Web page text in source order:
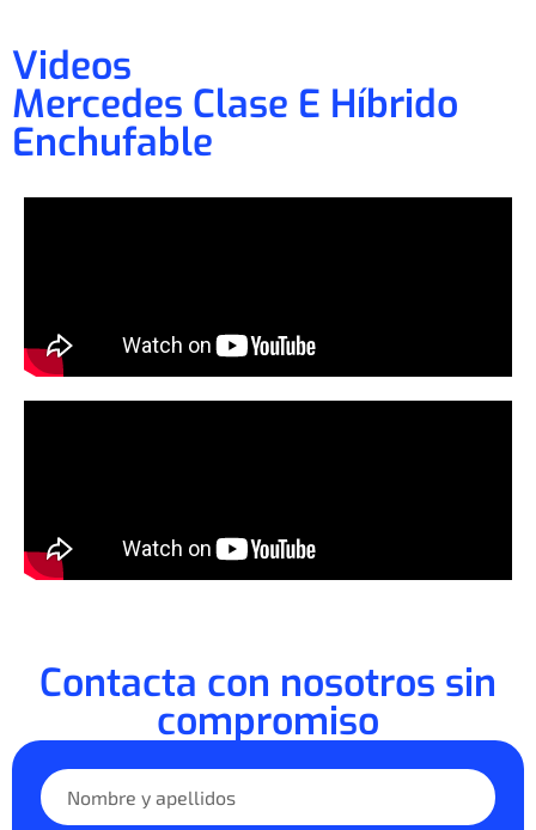
Videos
Mercedes Clase E Híbrido
Enchufable
Contacta con nosotros sin
compromiso